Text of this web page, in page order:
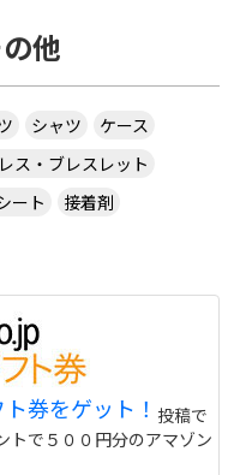
他
シャツ
ケース
ス・ブレスレット
ート
接着剤
券をゲット！ 投稿で
トで５００円分のアマゾン